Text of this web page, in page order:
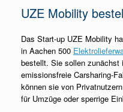
UZE Mobility
Das Start-up UZE Mobility
in Aachen 500
bestellt. Sie sollen zunächst
emissionsfreie Carsharing-
können sie von
für Umzüge oder sperrige